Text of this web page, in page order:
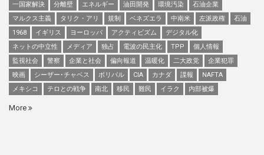
一国家解決
分離壁 エネルギー 油田開発 環境汚染
石油企業
マルクス主義
タリク・アリ 規制 ベネズエラ 中南米 左派政権
石油
1968
イギリス ヨーロッパ アクティビズム
デジタル化
ネットの中立性
メディア 独占 電波の民主化 TPP
個人情報
監視社会
警察 企業と社会 偏向報道 温暖化 二大政党
企業犯罪
映画
シーザー･チャベス ボリバル CIA カナダ 諜報
NAFTA
メキシコ
テロとの戦争 南北 移民 難民 イラク 内部被爆
More